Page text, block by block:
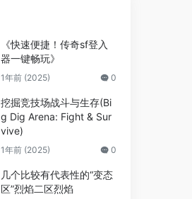
《快速便捷！传奇sf登入
器一键畅玩》
1年前 (2025) 0
挖掘竞技场战斗与生存(Bi
g Dig Arena: Fight & Sur
vive)
1年前 (2025) 0
几个比较有代表性的“变态
区”烈焰二区烈焰